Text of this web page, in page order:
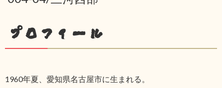
プロフィール
1960年夏、愛知県名古屋市に生まれる。